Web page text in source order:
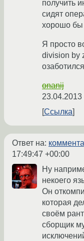
получить
сидят
хорошо бы
Я просто
division by
onanij
23.04.2013
Ссылка
Ответ на:
17:49:47 +00:00
Ну
некоего
Он
которая
своём
сборщик